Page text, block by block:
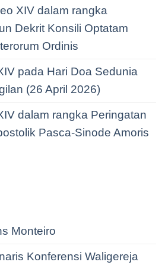
XIV dalam rangka
Dekrit Konsili Optatam
Ordinis
pada Hari Doa Sedunia
(26 April 2026)
dalam rangka Peringatan
Pasca-Sinode Amoris
Monteiro
Konferensi Waligereja